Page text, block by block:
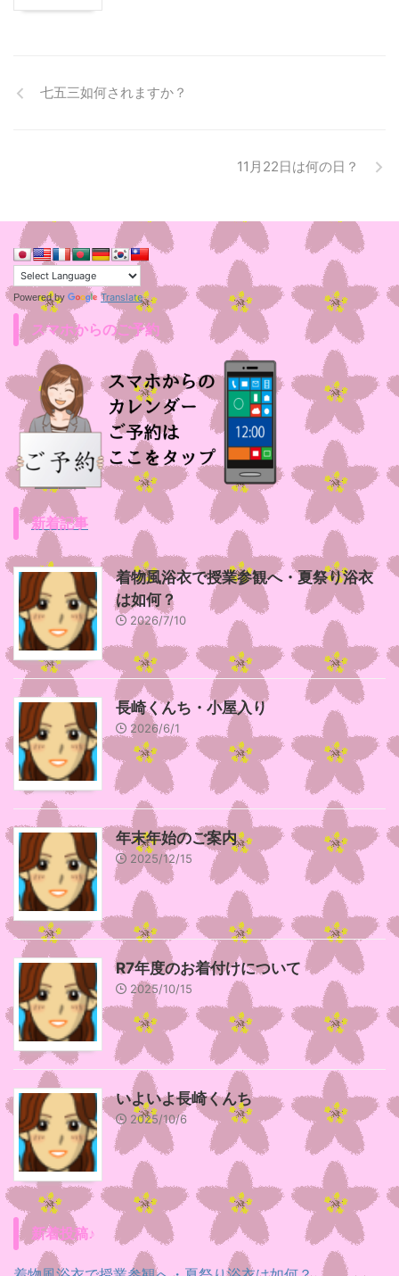
七五三如何されますか？
11月22日は何の日？
Powered by Translate
スマホからのご予約
新着記事
着物風浴衣で授業参観へ・夏祭り浴衣
は如何？
2026/7/10
長崎くんち・小屋入り
2026/6/1
年末年始のご案内
2025/12/15
R7年度のお着付けについて
2025/10/15
いよいよ長崎くんち
2025/10/6
新着投稿♪